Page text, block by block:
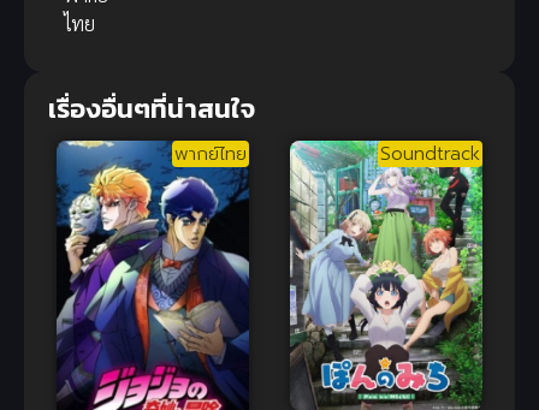
ไทย
เรื่องอื่นๆที่น่าสนใจ
พากย์ไทย Soundtrack